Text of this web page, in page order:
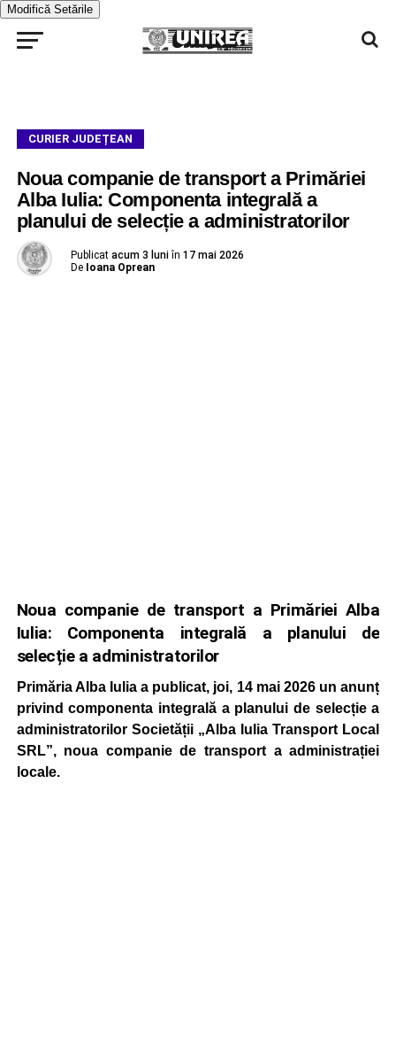
Modifică Setările
CURIER JUDEȚEAN
Noua companie de transport a Primăriei
Alba Iulia: Componenta integrală a
planului de selecție a administratorilor
Publicat acum 3 luni în 17 mai 2026
De Ioana Oprean
Noua companie de transport a Primăriei Alba
Iulia: Componenta integrală a planului de
selecție a administratorilor
Primăria Alba Iulia a publicat, joi, 14 mai 2026 un anunț
privind componenta integrală a planului de selecție a
administratorilor Societății „Alba Iulia Transport Local
SRL”, noua companie de transport a administrației
locale.